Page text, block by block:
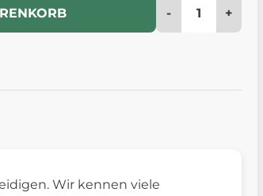
- +
Wir kennen viele